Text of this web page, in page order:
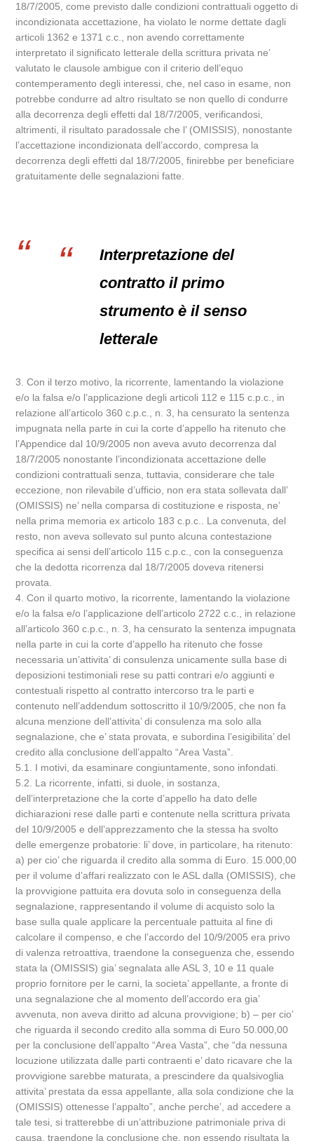
18/7/2005, come previsto dalle condizioni contrattuali oggetto di
incondizionata accettazione, ha violato le norme dettate dagli
articoli 1362 e 1371 c.c., non avendo correttamente
interpretato il significato letterale della scrittura privata ne’
valutato le clausole ambigue con il criterio dell’equo
contemperamento degli interessi, che, nel caso in esame, non
potrebbe condurre ad altro risultato se non quello di condurre
alla decorrenza degli effetti dal 18/7/2005, verificandosi,
altrimenti, il risultato paradossale che l’ (OMISSIS), nonostante
l’accettazione incondizionata dell’accordo, compresa la
decorrenza degli effetti dal 18/7/2005, finirebbe per beneficiare
gratuitamente delle segnalazioni fatte.
Interpretazione del
contratto il primo
strumento è il senso
letterale
3. Con il terzo motivo, la ricorrente, lamentando la violazione
e/o la falsa e/o l’applicazione degli articoli 112 e 115 c.p.c., in
relazione all’articolo 360 c.p.c., n. 3, ha censurato la sentenza
impugnata nella parte in cui la corte d’appello ha ritenuto che
l’Appendice dal 10/9/2005 non aveva avuto decorrenza dal
18/7/2005 nonostante l’incondizionata accettazione delle
condizioni contrattuali senza, tuttavia, considerare che tale
eccezione, non rilevabile d’ufficio, non era stata sollevata dall’
(OMISSIS) ne’ nella comparsa di costituzione e risposta, ne’
nella prima memoria ex articolo 183 c.p.c.. La convenuta, del
resto, non aveva sollevato sul punto alcuna contestazione
specifica ai sensi dell’articolo 115 c.p.c., con la conseguenza
che la dedotta ricorrenza dal 18/7/2005 doveva ritenersi
provata.
4. Con il quarto motivo, la ricorrente, lamentando la violazione
e/o la falsa e/o l’applicazione dell’articolo 2722 c.c., in relazione
all’articolo 360 c.p.c., n. 3, ha censurato la sentenza impugnata
nella parte in cui la corte d’appello ha ritenuto che fosse
necessaria un’attivita’ di consulenza unicamente sulla base di
deposizioni testimoniali rese su patti contrari e/o aggiunti e
contestuali rispetto al contratto intercorso tra le parti e
contenuto nell’addendum sottoscritto il 10/9/2005, che non fa
alcuna menzione dell’attivita’ di consulenza ma solo alla
segnalazione, che e’ stata provata, e subordina l’esigibilita’ del
credito alla conclusione dell’appalto “Area Vasta”.
5.1. I motivi, da esaminare congiuntamente, sono infondati.
5.2. La ricorrente, infatti, si duole, in sostanza,
dell’interpretazione che la corte d’appello ha dato delle
dichiarazioni rese dalle parti e contenute nella scrittura privata
del 10/9/2005 e dell’apprezzamento che la stessa ha svolto
delle emergenze probatorie: li’ dove, in particolare, ha ritenuto:
a) per cio’ che riguarda il credito alla somma di Euro. 15.000,00
per il volume d’affari realizzato con le ASL dalla (OMISSIS), che
la provvigione pattuita era dovuta solo in conseguenza della
segnalazione, rappresentando il volume di acquisto solo la
base sulla quale applicare la percentuale pattuita al fine di
calcolare il compenso, e che l’accordo del 10/9/2005 era privo
di valenza retroattiva, traendone la conseguenza che, essendo
stata la (OMISSIS) gia’ segnalata alle ASL 3, 10 e 11 quale
proprio fornitore per le carni, la societa’ appellante, a fronte di
una segnalazione che al momento dell’accordo era gia’
avvenuta, non aveva diritto ad alcuna provvigione; b) – per cio’
che riguarda il secondo credito alla somma di Euro 50.000,00
per la conclusione dell’appalto “Area Vasta”, che “da nessuna
locuzione utilizzata dalle parti contraenti e’ dato ricavare che la
provvigione sarebbe maturata, a prescindere da qualsivoglia
attivita’ prestata da essa appellante, alla sola condizione che la
(OMISSIS) ottenesse l’appalto”, anche perche’, ad accedere a
tale tesi, si tratterebbe di un’attribuzione patrimoniale priva di
causa, traendone la conclusione che, non essendo risultata la